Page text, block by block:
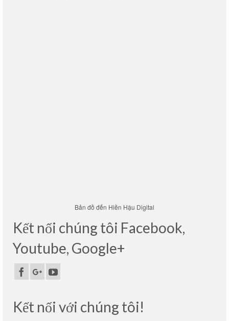
Bản đồ đến Hiền Hậu Digital
Kết nối chúng tôi Facebook,
Youtube, Google+
Kết nối với chúng tôi!